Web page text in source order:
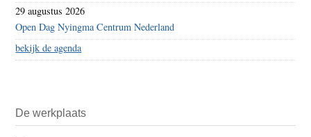
29 augustus 2026
Open Dag Nyingma Centrum Nederland
bekijk de agenda
De werkplaats